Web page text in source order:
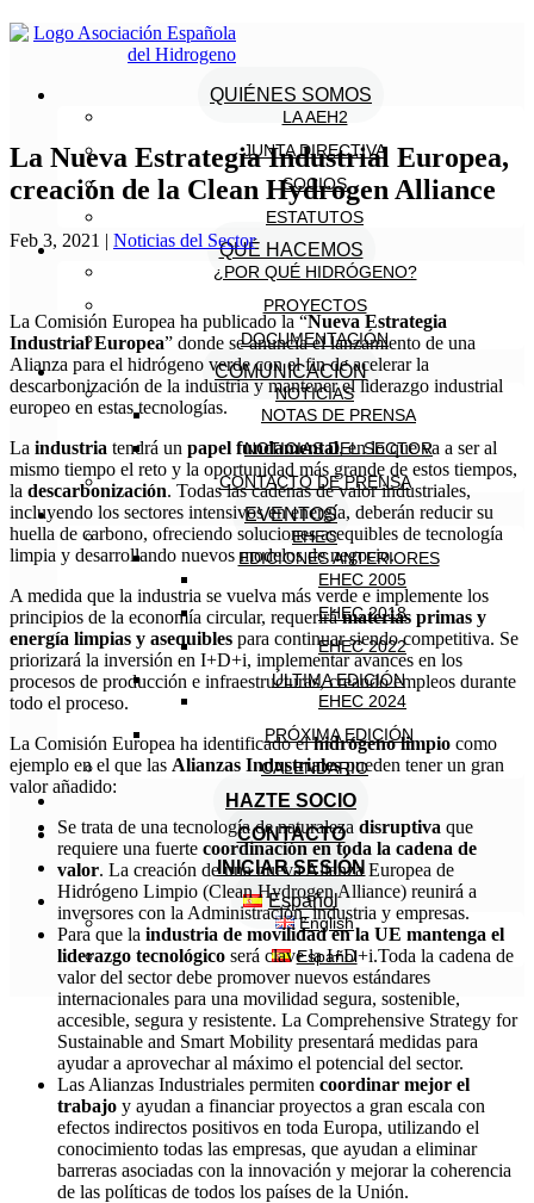
QUIÉNES SOMOS
LA AEH2
JUNTA DIRECTIVA
SOCIOS
ESTATUTOS
QUÉ HACEMOS
¿POR QUÉ HIDRÓGENO?
PROYECTOS
DOCUMENTACIÓN
COMUNICACIÓN
NOTICIAS
NOTAS DE PRENSA
NOTICIAS DEL SECTOR
CONTACTO DE PRENSA
EVENTOS
EHEC
EDICIONES ANTERIORES
EHEC 2005
EHEC 2018
EHEC 2022
ÚLTIMA EDICIÓN
EHEC 2024
PRÓXIMA EDICIÓN
CALENDARIO
HAZTE SOCIO
CONTACTO
INICIAR SESIÓN
Español
English
Español
La Nueva Estrategia Industrial Europea,
creación de la Clean Hydrogen Alliance
Feb 3, 2021 | Noticias del Sector
La Comisión Europea ha publicado la “Nueva Estrategia
Industrial Europea” donde se anuncia el lanzamiento de una
Alianza para el hidrógeno verde con el fin de acelerar la
descarbonización de la industria y mantener el liderazgo industrial
europeo en estas tecnologías.
La industria tendrá un papel fundamental, en lo que va a ser al
mismo tiempo el reto y la oportunidad más grande de estos tiempos,
la descarbonización. Todas las cadenas de valor industriales,
incluyendo los sectores intensivos en energía, deberán reducir su
huella de carbono, ofreciendo soluciones asequibles de tecnología
limpia y desarrollando nuevos modelos de negocio.
A medida que la industria se vuelva más verde e implemente los
principios de la economía circular, requerirámaterias primas y
energía limpias y asequibles para continuar siendo competitiva. Se
priorizará la inversión en I+D+i, implementar avances en los
procesos de producción e infraestructuras, creando empleos durante
todo el proceso.
La Comisión Europea ha identificado elhidrógeno limpio como
ejemplo en el que las Alianzas Industrialespueden tener un gran
valor añadido:
Se trata de una tecnología de naturaleza disruptiva que
requiere una fuerte coordinación en toda la cadena de
valor. La creación de una nueva Alianza Europea de
Hidrógeno Limpio (Clean Hydrogen Alliance) reunirá a
inversores con la Administración, industria y empresas.
Para que la industria de movilidad en la UE mantenga el
liderazgo tecnológico será clave la I+D+i.Toda la cadena de
valor del sector debe promover nuevos estándares
internacionales para una movilidad segura, sostenible,
accesible, segura y resistente. La Comprehensive Strategy for
Sustainable and Smart Mobility presentará medidas para
ayudar a aprovechar al máximo el potencial del sector.
Las Alianzas Industriales permiten coordinar mejor el
trabajo y ayudan a financiar proyectos a gran escala con
efectos indirectos positivos en toda Europa, utilizando el
conocimiento todas las empresas, que ayudan a eliminar
barreras asociadas con la innovación y mejorar la coherencia
de las políticas de todos los países de la Unión.